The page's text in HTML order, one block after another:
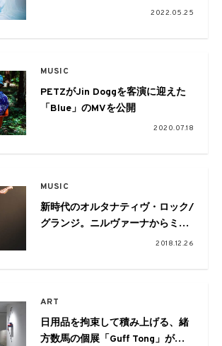
幾田りら(YOASOBI)、eill、
総勢16名からの記念コメント&
公開
2022.05.25
MUSIC
PETZがJin Doggを客演に迎えた
「Blue」のMVを公開
2020.07.18
MUSIC
新時代のオルタナティヴ・ロック/
グランジ。ニルヴァーナからミツ
キ、ニトロデイ、あっこゴリラま
2018.12.26
ART
日用品を拘束して積み上げる、緒
方数馬の個展「Guff Tong」が開